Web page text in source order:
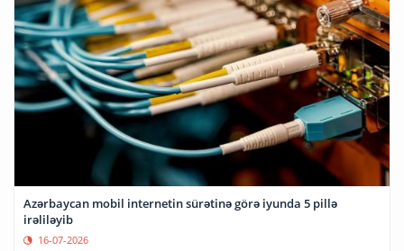
Azərbaycan mobil internetin sürətinə görə iyunda 5 pillə
irəliləyib
16-07-2026